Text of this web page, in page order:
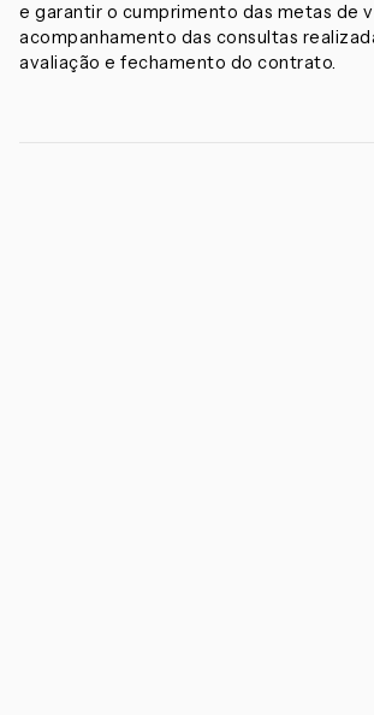
e garantir o cumprimento das metas de
acompanhamento das consultas
avaliação e fechamento do contrato.